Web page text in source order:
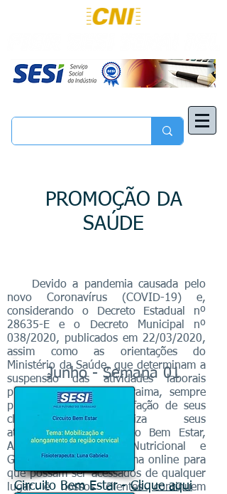
PROMOÇÃO DA
SAÚDE
Devido a pandemia causada pelo
novo Coronavírus (COVID-19) e,
considerando o Decreto Estadual nº
28635-E e o Decreto Municipal nº
038/2020, publicados em 22/03/2020,
assim como as orientações do
Ministério da Saúde, que determinam a
suspensão das atividades laborais
presenciais, o SESI Roraima, sempre
preocupado com a satisfação de seus
clientes, disponibiliza seus
atendimentos de Circuito Bem Estar,
Atendimento Clínico Nutricional e
Ginástica Laboral de forma online para
que possam ser acessados de qualquer
lugar e nossos clientes continuem
Junho - Semana 01
Circuito Bem Estar -Clique aqui